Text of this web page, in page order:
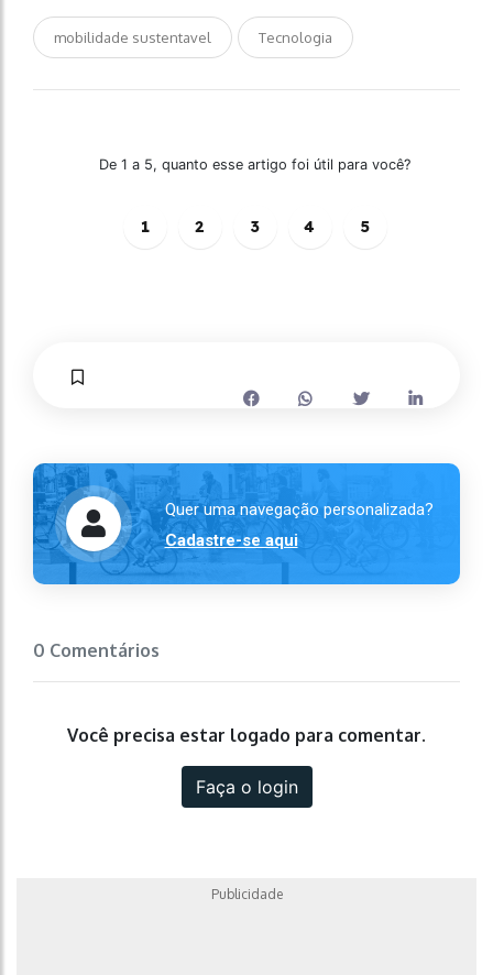
mobilidade sustentavel Tecnologia
De 1 a 5, quanto esse artigo foi útil para você?
1 2 3 4 5
Quer uma navegação personalizada?
Cadastre-se aqui
0 Comentários
Você precisa estar logado para comentar.
Faça o login
Publicidade